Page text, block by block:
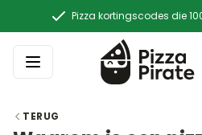
Pizza kortingscodes die
TERUG